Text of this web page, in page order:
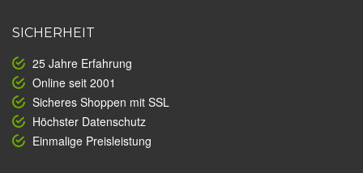
SICHERHEIT
25 Jahre Erfahrung
Online seit 2001
Sicheres Shoppen mit SSL
Höchster Datenschutz
Einmalige Preisleistung